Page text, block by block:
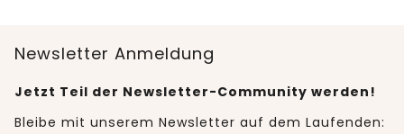
Newsletter Anmeldung
Jetzt Teil der Newsletter-Community werden!
Bleibe mit unserem Newsletter auf dem Laufenden: